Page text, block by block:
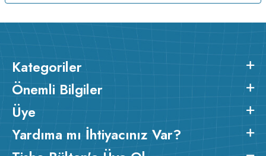
Kategoriler
Önemli Bilgiler
Üye
Yardıma mı İhtiyacınız Var?